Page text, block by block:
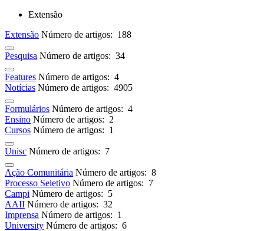
Extensão
Extensão Número de artigos: 188
Pesquisa Número de artigos: 34
Features Número de artigos: 4
Notícias Número de artigos: 4905
Formulários Número de artigos: 4
Ensino Número de artigos: 2
Cursos Número de artigos: 1
Unisc Número de artigos: 7
Ação Comunitária Número de artigos: 8
Processo Seletivo Número de artigos: 7
Campi Número de artigos: 5
AAII Número de artigos: 32
Imprensa Número de artigos: 1
University Número de artigos: 6